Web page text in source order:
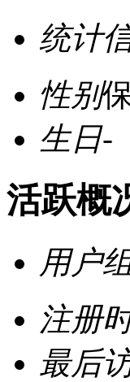
统计
性别
生日-
活跃概
用户
注册
最后